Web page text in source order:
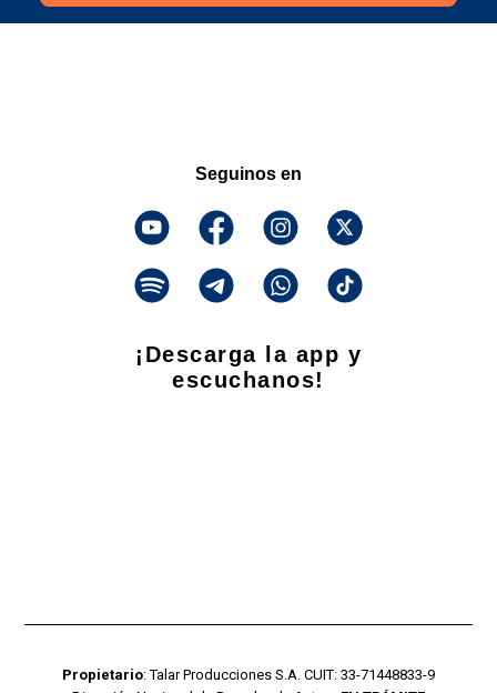
Seguinos en
¡Descarga la app y
escuchanos!
Propietario: Talar Producciones S.A. CUIT: 33-71448833-9